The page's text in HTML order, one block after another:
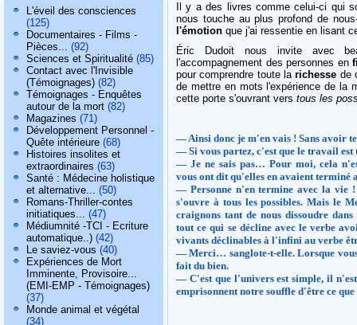
L'éveil des consciences
(125)
Documentaires - Films -
Pièces... (92)
Sciences et Spiritualité (85)
Contact avec l'Invisible
(Témoignages) (82)
Témoignages - Enquêtes
autour de la mort (82)
Magazines (71)
Développement Personnel -
Quête intérieure (68)
Histoires insolites et
extraordinaires (63)
Santé : Médecine holistique
et alternative... (50)
Romans-Thriller-contes
initiatiques... (47)
Médiumnité -TCI - Ecriture
automatique..) (42)
Le saviez-vous (40)
Expériences de Mort
Imminente, Provisoire...
(EMI-EMP - Témoignages)
(37)
Monde animal et végétal
(34)
Il y a des livres comme celui-ci qui
nous touche au plus profond de
l'émotion que j'ai ressentie en lisant
Éric Dudoit nous invite avec
l'accompagnement des personnes en
pour comprendre toute larichesse de
de mettre en mots l'expérience de la
cette porte s'ouvrant vers tous les
— Ainsi donc je m'en vais ! Sans avoir
— Si vous partez, c'est que le travail est
— Je ne sais pas… Pour moi, cela
vous ont dit qu'elles en avaient terminé
— Personne n'en termine avec la vie
s'ouvre à tous les possibles. Mais le
craignons tant de nous dissoudre
tout ce qui se décline avec le verbe
vivants déclinables à l'infini au verbe
— Merci… sanglote-t-elle. Lorsque vous
fait du bien.
— C'est que l'univers est simple, il
emprisonnent notre souffle d'être ce